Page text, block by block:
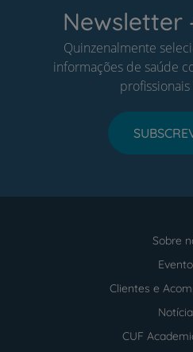
Newsletter
Quinzenalmente
informações de saúde
profissionais
Sobre
Clientes e
CUF